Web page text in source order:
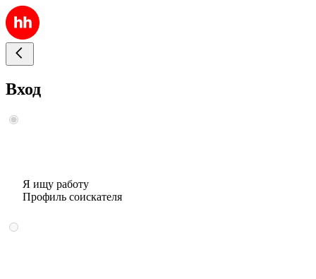
Вход
Я ищу работу
Профиль соискателя